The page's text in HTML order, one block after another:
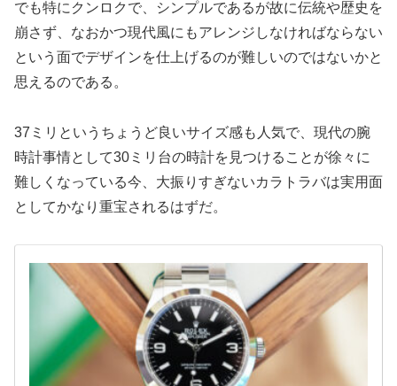
でも特にクンロクで、シンプルであるが故に伝統や歴史を
崩さず、なおかつ現代風にもアレンジしなければならない
という面でデザインを仕上げるのが難しいのではないかと
思えるのである。
37ミリというちょうど良いサイズ感も人気で、現代の腕
時計事情として30ミリ台の時計を見つけることが徐々に
難しくなっている今、大振りすぎないカラトラバは実用面
としてかなり重宝されるはずだ。